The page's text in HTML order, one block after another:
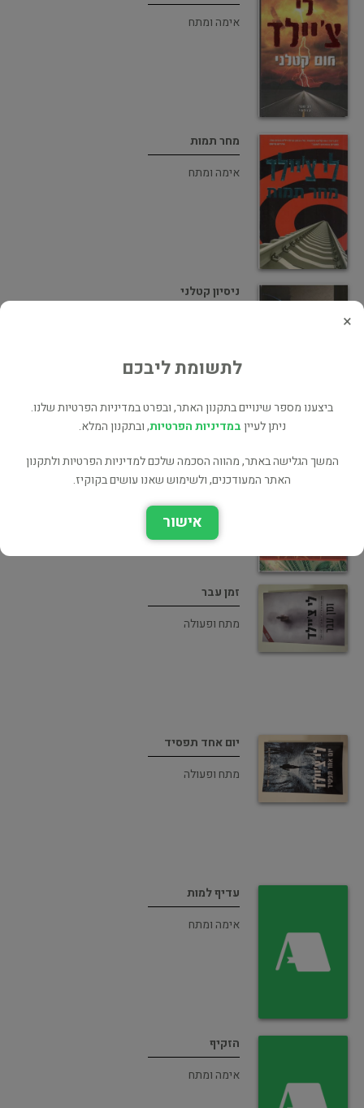
אימה ומתח
מחר תמות
אימה ומתח
ניסיון קטלני
מתח ופעולה
זמן עבר
מתח ופעולה
יום אחד תפסיד
מתח ופעולה
עדיף למות
אימה ומתח
הזקיף
אימה ומתח
×
לתשומת ליבכם
ביצענו מספר שינויים בתקנון האתר, ובפרט במדיניות הפרטיות שלנו.
ניתן לעייןבמדיניות הפרטיות, ובתקנון המלא.
המשך הגלישה באתר, מהווה הסכמה שלכם למדיניות הפרטיות ולתקנון
האתר המעודכנים, ולשימוש שאנו עושים בקוקיז.
אישור